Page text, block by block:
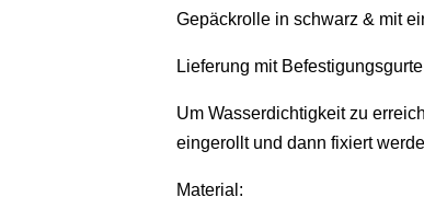
Gepäckrolle in schwarz & mit
Lieferung mit Befestigungsgurte
Um Wasserdichtigkeit zu
eingerollt und dann fixiert
Material: